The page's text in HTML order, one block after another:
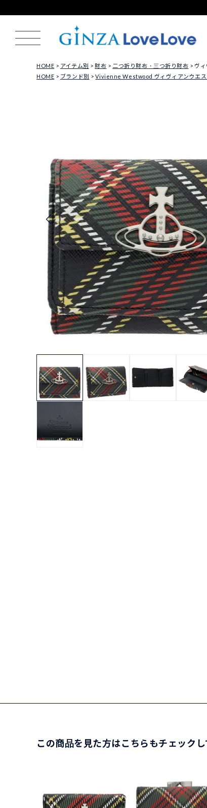
HOME アイテム別 財布 二つ折り財布・三つ折り財布
ヴ
HOME
ブランド別 Vivienne Westwood ヴィヴィアンウエス
この商品を見た方はこちらもチェック